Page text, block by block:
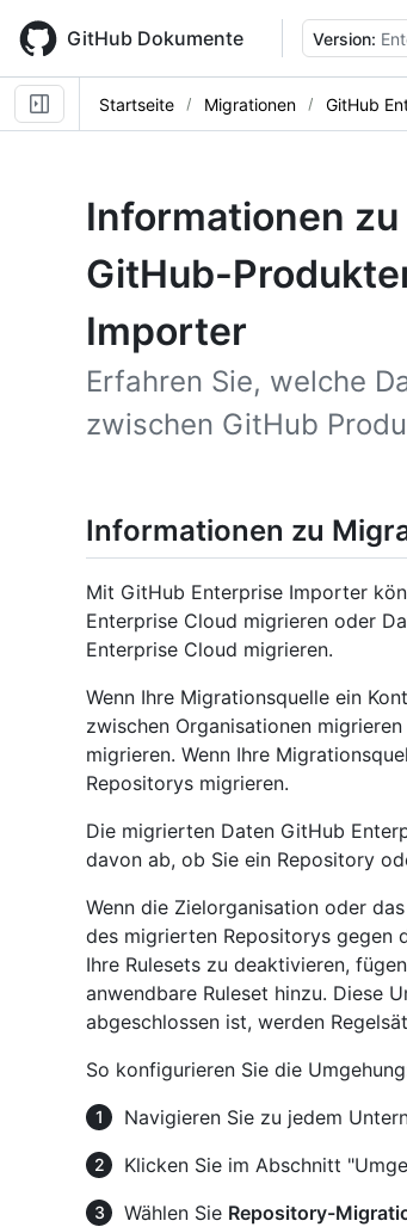
main
content
GitHub Dokumente Version:
Startseite Migrationen GitHub
Informationen
GitHub-
Importer
Erfahren Sie, welche
zwischen GitHub
Informationen zu
Mit GitHub Enterprise Importer
Enterprise Cloud migrieren oder
Enterprise Cloud migrieren.
Wenn Ihre Migrationsquelle ein
zwischen Organisationen
migrieren. Wenn Ihre
Repositorys migrieren.
Die migrierten Daten GitHub
davon ab, ob Sie ein Repository
Wenn die Zielorganisation oder
des migrierten Repositorys gegen
Ihre Rulesets zu deaktivieren,
anwendbare Ruleset hinzu. Diese
abgeschlossen ist, werden
So konfigurieren Sie die
Navigieren Sie zu jedem
Klicken Sie im Abschnitt
Wählen Sie Repository-